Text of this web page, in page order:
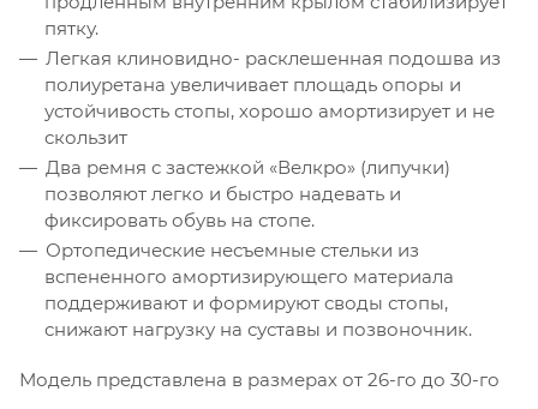
пятку.
Легкая клиновидно- расклешенная подошва из
полиуретана увеличивает площадь опоры и
устойчивость стопы, хорошо амортизирует и не
скользит
Два ремня с застежкой «Велкро» (липучки)
позволяют легко и быстро надевать и
фиксировать обувь на стопе.
Ортопедические несъемные стельки из
вспененного амортизирующего материала
поддерживают и формируют своды стопы,
снижают нагрузку на суставы и позвоночник.
Модель представлена в размерах от 26-го до 30-го